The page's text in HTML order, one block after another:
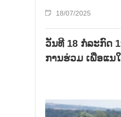
18/07/2025
ວັນທີ 18 ກໍລະກົດ
ການຮ່ວມ ເພື່ອແນ